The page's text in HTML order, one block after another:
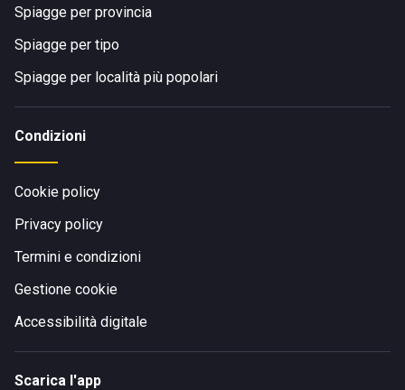
Spiagge per provincia
Spiagge per tipo
Spiagge per località più popolari
Condizioni
Cookie policy
Privacy policy
Termini e condizioni
Gestione cookie
Accessibilità digitale
Scarica l'app